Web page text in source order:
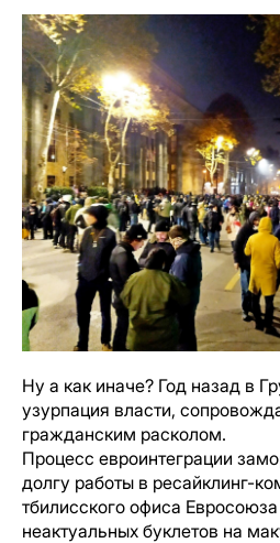
Ну а как иначе? Год назад в
узурпация власти,
гражданским расколом.
Процесс евроинтеграции
долгу работы в ресайклинг-
тбилисского офиса
неактуальных буклетов на